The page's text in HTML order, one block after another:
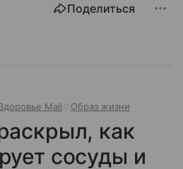
Поделиться
Mail Образ жизни
как
сосуды и